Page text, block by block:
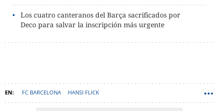
Los cuatro canteranos del Barça sacrificados por
Deco para salvar la inscripción más urgente
FC BARCELONA HANSI FLICK